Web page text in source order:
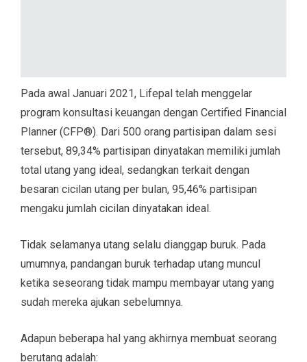
Pada awal Januari 2021, Lifepal telah menggelar
program konsultasi keuangan dengan Certified Financial
Planner (CFP®). Dari 500 orang partisipan dalam sesi
tersebut, 89,34% partisipan dinyatakan memiliki jumlah
total utang yang ideal, sedangkan terkait dengan
besaran cicilan utang per bulan, 95,46% partisipan
mengaku jumlah cicilan dinyatakan ideal.
Tidak selamanya utang selalu dianggap buruk. Pada
umumnya, pandangan buruk terhadap utang muncul
ketika seseorang tidak mampu membayar utang yang
sudah mereka ajukan sebelumnya.
Adapun beberapa hal yang akhirnya membuat seorang
berutang adalah: